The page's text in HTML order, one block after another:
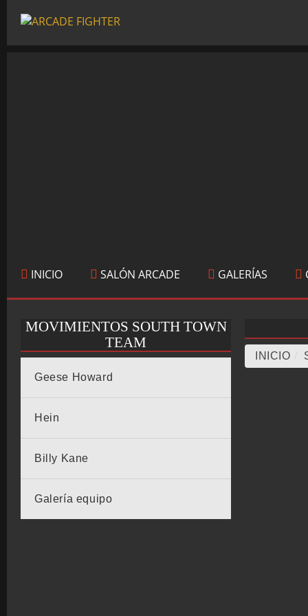
INICIO SALÓN ARCADE GALERÍAS
MOVIMIENTOS SOUTH TOWN
TEAM
Geese Howard
Hein
Billy Kane
Galería equipo
INICIO